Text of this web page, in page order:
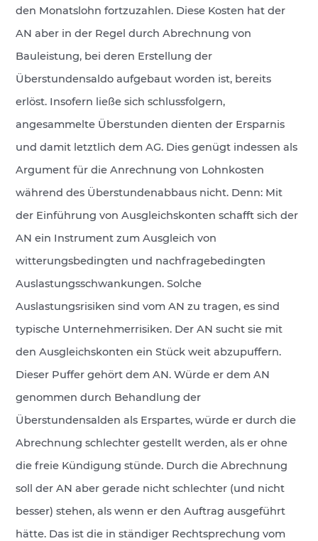
den Monatslohn fortzuzahlen. Diese Kosten hat der
AN aber in der Regel durch Abrechnung von
Bauleistung, bei deren Erstellung der
Überstundensaldo aufgebaut worden ist, bereits
erlöst. Insofern ließe sich schlussfolgern,
angesammelte Überstunden dienten der Ersparnis
und damit letztlich dem AG. Dies genügt indessen als
Argument für die Anrechnung von Lohnkosten
während des Überstundenabbaus nicht. Denn: Mit
der Einführung von Ausgleichskonten schafft sich der
AN ein Instrument zum Ausgleich von
witterungsbedingten und nachfragebedingten
Auslastungsschwankungen. Solche
Auslastungsrisiken sind vom AN zu tragen, es sind
typische Unternehmerrisiken. Der AN sucht sie mit
den Ausgleichskonten ein Stück weit abzupuffern.
Dieser Puffer gehört dem AN. Würde er dem AN
genommen durch Behandlung der
Überstundensalden als Erspartes, würde er durch die
Abrechnung schlechter gestellt werden, als er ohne
die freie Kündigung stünde. Durch die Abrechnung
soll der AN aber gerade nicht schlechter (und nicht
besser) stehen, als wenn er den Auftrag ausgeführt
hätte. Das ist die in ständiger Rechtsprechung vom